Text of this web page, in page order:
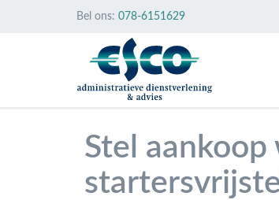
Bel ons: 078-6151629
Stel